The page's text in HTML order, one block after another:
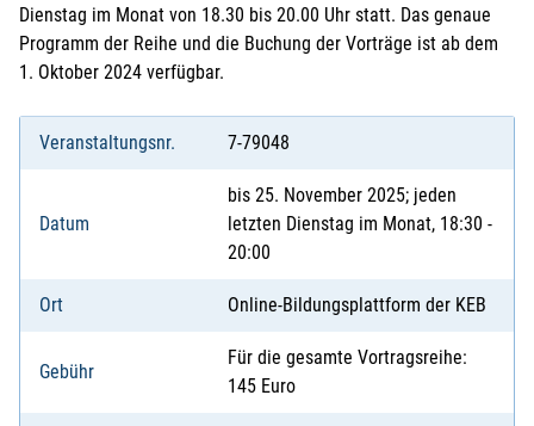
Dienstag im Monat von 18.30 bis 20.00 Uhr statt. Das genaue
Programm der Reihe und die Buchung der Vorträge ist ab dem
1. Oktober 2024 verfügbar.
Veranstaltungsnr. 7-79048
Datum
bis 25. November 2025; jeden
letzten Dienstag im Monat, 18:30 -
20:00
Ort Online-Bildungsplattform der KEB
Gebühr
Für die gesamte Vortragsreihe:
145 Euro